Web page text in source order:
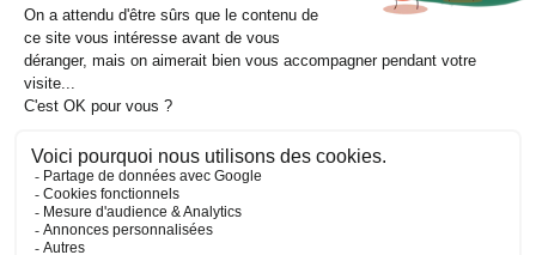
Politique de données personnelles
Accessibilité : partiellement conforme